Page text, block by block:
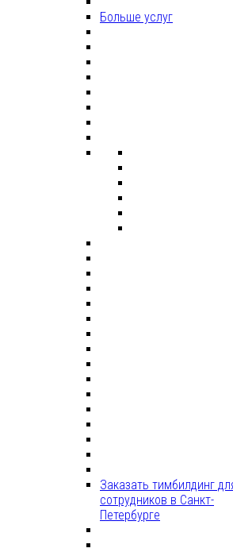
Больше услуг
Заказать тимбилдинг
сотрудников в Санкт-
Петербурге